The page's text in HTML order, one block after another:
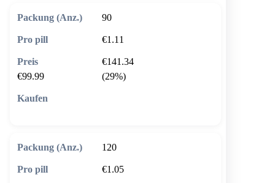
90
€1.11
€141.34
€99.99
(29%)
120
€1.05